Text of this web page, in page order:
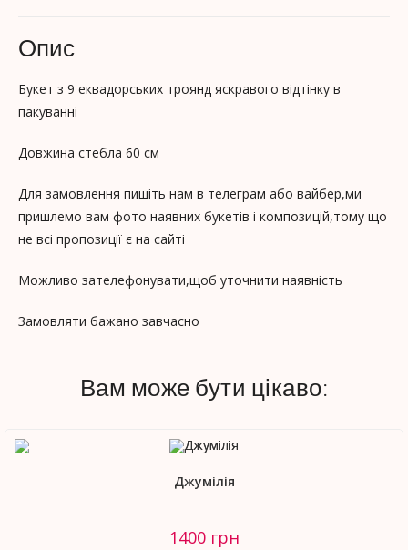
Опис
Букет з 9 еквадорських троянд яскравого відтінку в
пакуванні
Довжина стебла 60 см
Для замовлення пишіть нам в телеграм або вайбер,ми
пришлемо вам фото наявних букетів і композицій,тому що
не всі пропозиції є на сайті
Можливо зателефонувати,щоб уточнити наявність
Замовляти бажано завчасно
Вам може бути цікаво:
Джумілія
1400 грн